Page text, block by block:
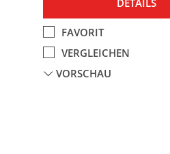
DETAILS
FAVORIT
VERGLEICHEN
VORSCHAU